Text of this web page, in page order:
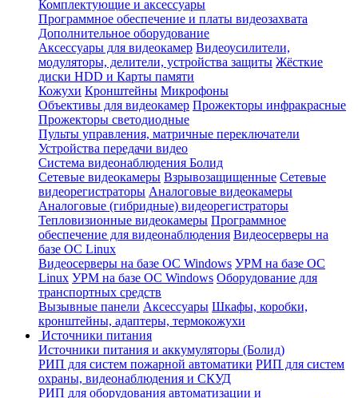
Комплектующие и аксессуары
Программное обеспечение и платы видеозахвата
Дополнительное оборудование
Аксессуары для видеокамер Видеоусилители,
модуляторы, делители, устройства защиты Жёсткие
диски HDD и Карты памяти
Кожухи Кронштейны Микрофоны
Объективы для видеокамер Прожекторы инфракрасные
Прожекторы светодиодные
Пульты управления, матричные переключатели
Устройства передачи видео
Система видеонаблюдения Болид
Сетевые видеокамеры Взрывозащищенные Сетевые
видеорегистраторы Аналоговые видеокамеры
Аналоговые (гибридные) видеорегистраторы
Тепловизионные видеокамеры Программное
обеспечение для видеонаблюдения Видеосерверы на
базе ОС Linux
Видеосерверы на базе ОС Windows УРМ на базе ОС
Linux УРМ на базе ОС Windows Оборудование для
транспортных средств
Вызывные панели Аксессуары Шкафы, коробки,
кронштейны, адаптеры, термокожухи
Источники питания
Источники питания и аккумуляторы (Болид)
РИП для систем пожарной автоматики РИП для систем
охраны, видеонаблюдения и СКУД
РИП для оборудования автоматизации и